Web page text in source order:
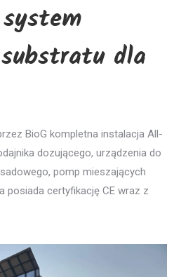
dla
BioG kompletna instalacja All-
dozującego, urządzenia do
pomp mieszających
posiada certyfikację CE wraz z